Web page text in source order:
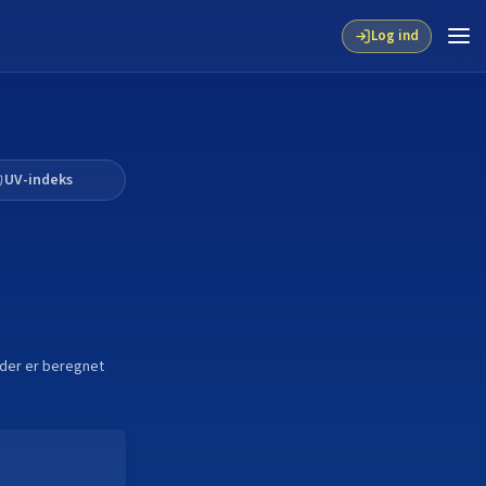
Log ind
UV-indeks
er beregnet